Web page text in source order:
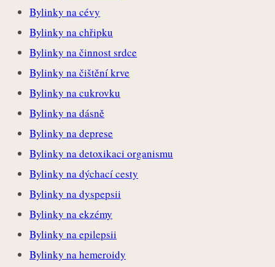
Bylinky na cévy
Bylinky na chřipku
Bylinky na činnost srdce
Bylinky na čištění krve
Bylinky na cukrovku
Bylinky na dásně
Bylinky na deprese
Bylinky na detoxikaci organismu
Bylinky na dýchací cesty
Bylinky na dyspepsii
Bylinky na ekzémy
Bylinky na epilepsii
Bylinky na hemeroidy